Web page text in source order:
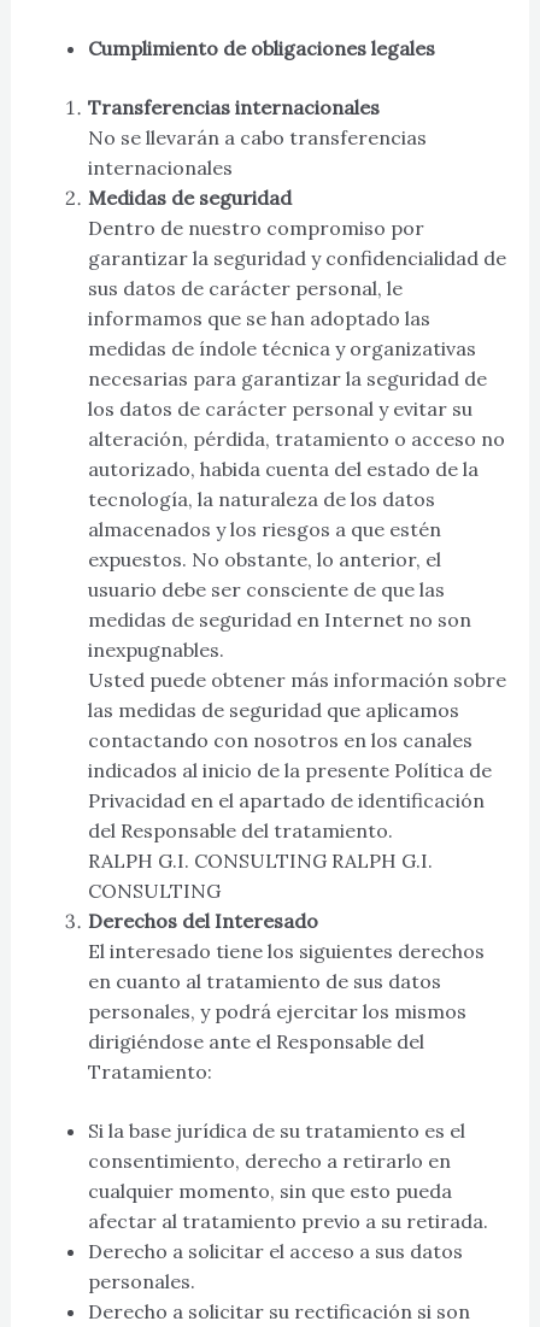
Cumplimiento de obligaciones legales
Transferencias internacionales
No se llevarán a cabo transferencias
internacionales
Medidas de seguridad
Dentro de nuestro compromiso por
garantizar la seguridad y confidencialidad de
sus datos de carácter personal, le
informamos que se han adoptado las
medidas de índole técnica y organizativas
necesarias para garantizar la seguridad de
los datos de carácter personal y evitar su
alteración, pérdida, tratamiento o acceso no
autorizado, habida cuenta del estado de la
tecnología, la naturaleza de los datos
almacenados y los riesgos a que estén
expuestos. No obstante, lo anterior, el
usuario debe ser consciente de que las
medidas de seguridad en Internet no son
inexpugnables.
Usted puede obtener más información sobre
las medidas de seguridad que aplicamos
contactando con nosotros en los canales
indicados al inicio de la presente Política de
Privacidad en el apartado de identificación
del Responsable del tratamiento.
RALPH G.I. CONSULTING RALPH G.I.
CONSULTING
Derechos del Interesado
El interesado tiene los siguientes derechos
en cuanto al tratamiento de sus datos
personales, y podrá ejercitar los mismos
dirigiéndose ante el Responsable del
Tratamiento:
Si la base jurídica de su tratamiento es el
consentimiento, derecho a retirarlo en
cualquier momento, sin que esto pueda
afectar al tratamiento previo a su retirada.
Derecho a solicitar el acceso a sus datos
personales.
Derecho a solicitar su rectificación si son